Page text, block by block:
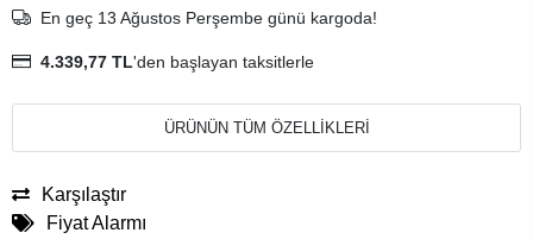
En geç 13 Ağustos Perşembe günü kargoda!
4.339,77 TL'den başlayan taksitlerle
ÜRÜNÜN TÜM ÖZELLİKLERİ
Karşılaştır
Fiyat Alarmı